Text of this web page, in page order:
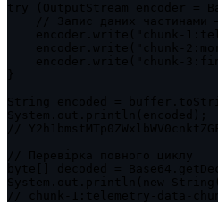
try (OutputStream encoder =
// Запис даних частинами
encoder.write("chunk-
encoder.write("chunk-
encoder.write("chunk-
String encoded =
//
System.out.println(new
// chunk-1:telemetry-data-